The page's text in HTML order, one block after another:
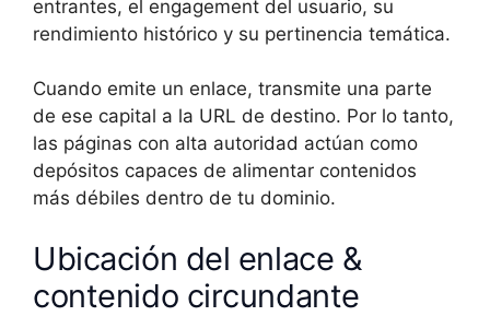
entrantes, el engagement del usuario, su
rendimiento histórico y su pertinencia temática.
Cuando emite un enlace, transmite una parte
de ese capital a la URL de destino. Por lo tanto,
las páginas con alta autoridad actúan como
depósitos capaces de alimentar contenidos
más débiles dentro de tu dominio.
Ubicación del enlace &
contenido circundante